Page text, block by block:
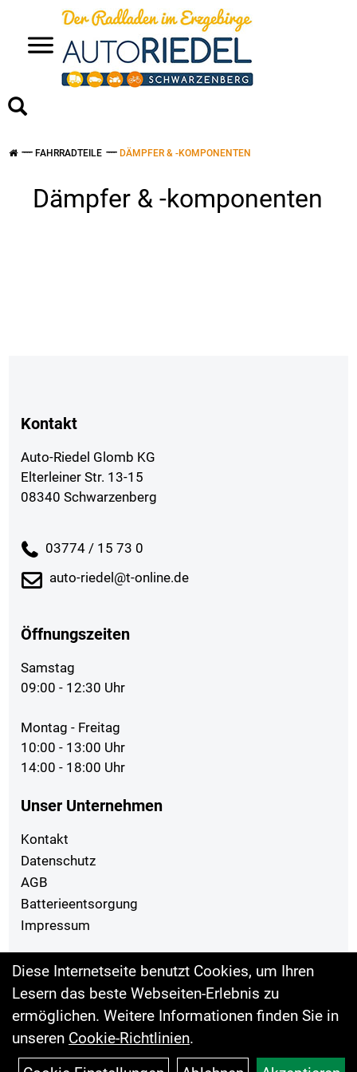
FAHRRADTEILE DÄMPFER & -KOMPONENTEN
Dämpfer & -komponenten
Kontakt
Auto-Riedel Glomb KG
Elterleiner Str. 13-15
08340 Schwarzenberg
03774 / 15 73 0
auto-riedel@t-online.de
Öffnungszeiten
Samstag
09:00 - 12:30 Uhr
Montag - Freitag
10:00 - 13:00 Uhr
14:00 - 18:00 Uhr
Unser Unternehmen
Kontakt
Datenschutz
AGB
Batterieentsorgung
Impressum
Ihr Einkauf
Top Artikel
Diese Internetseite benutzt Cookies, um Ihren
Lesern das beste Webseiten-Erlebnis zu
ermöglichen. Weitere Informationen finden Sie in
unseren Cookie-Richtlinien.